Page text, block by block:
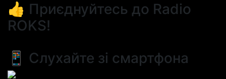
👍 Приєднуйтесь до Radio
ROKS!
📱 Слухайте зі смартфона